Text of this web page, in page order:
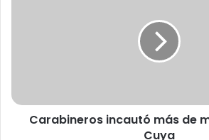
A
r
Carabineros incautó más de
Cuya